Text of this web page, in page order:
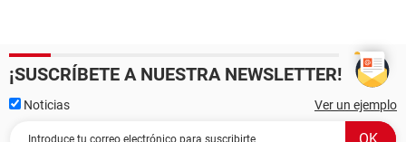
¡SUSCRÍBETE A NUESTRA NEWSLETTER!
Noticias Ver un ejemplo